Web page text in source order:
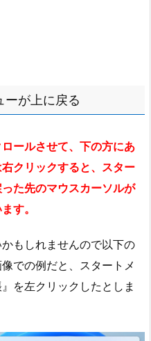
ーが上に戻る
ールさせて、下の方にあ
クリックすると、スター
た先のマウスカーソルが
す。
もしれませんので以下の
での例だと、スタートメ
を左クリックしたとしま